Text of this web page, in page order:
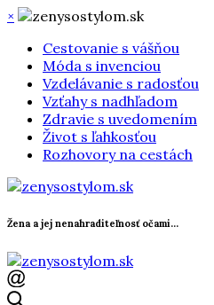
×
Cestovanie s vášňou
Móda s invenciou
Vzdelávanie s radosťou
Vzťahy s nadhľadom
Zdravie s uvedomením
Život s ľahkosťou
Rozhovory na cestách
Žena a jej nenahraditeľnosť očami...